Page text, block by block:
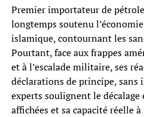
Premier importateur de
longtemps soutenu
islamique, contournant les
Pourtant, face aux frappes
et à l’escalade militaire, ses
déclarations de principe, sans
experts soulignent le
affichées et sa capacité réelle